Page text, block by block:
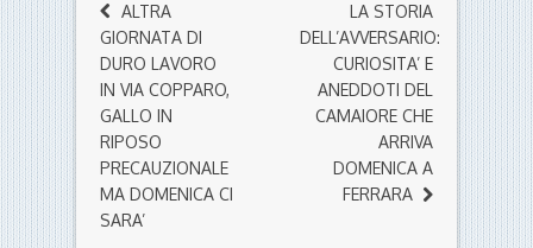
ALTRA
GIORNATA DI
DURO LAVORO
IN VIA COPPARO,
GALLO IN
RIPOSO
PRECAUZIONALE
MA DOMENICA CI
SARA’
LA STORIA
DELL’AVVERSARIO:
CURIOSITA’ E
ANEDDOTI DEL
CAMAIORE CHE
ARRIVA
DOMENICA A
FERRARA